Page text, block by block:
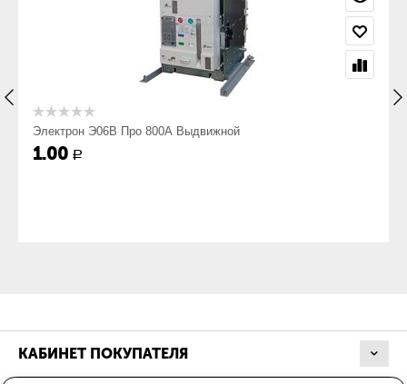
Электрон Э06В Про 800А Выдвижной
1.00 Р
КАБИНЕТ ПОКУПАТЕЛЯ